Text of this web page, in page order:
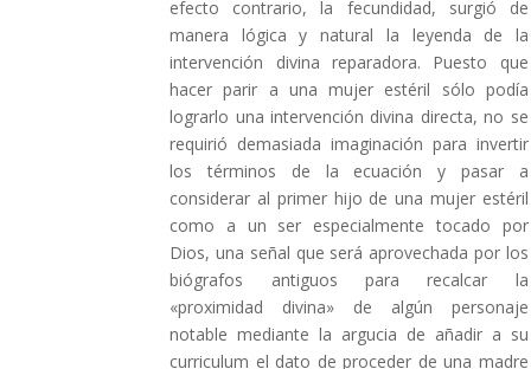
efecto contrario, la fecundidad, surgió de
manera lógica y natural la leyenda de la
intervención divina reparadora. Puesto que
hacer parir a una mujer estéril sólo podía
lograrlo una intervención divina directa, no se
requirió demasiada imaginación para invertir
los términos de la ecuación y pasar a
considerar al primer hijo de una mujer estéril
como a un ser especialmente tocado por
Dios, una señal que será aprovechada por los
biógrafos antiguos para recalcar la
«proximidad divina» de algún personaje
notable mediante la argucia de añadir a su
curriculum el dato de proceder de una madre